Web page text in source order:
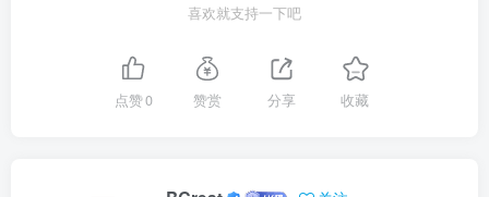
喜欢就支持一下吧
点赞0 赞赏 分享 收藏